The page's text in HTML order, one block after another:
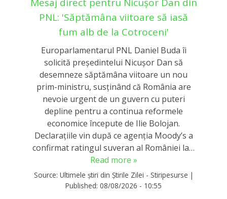
PNL: 'Săptămâna viitoare să iasă
fum alb de la Cotroceni'
Europarlamentarul PNL Daniel Buda îi
solicită președintelui Nicușor Dan să
desemneze săptămâna viitoare un nou
prim-ministru, susținând că România are
nevoie urgent de un guvern cu puteri
depline pentru a continua reformele
economice începute de Ilie Bolojan.
Declarațiile vin după ce agenția Moody’s a
confirmat ratingul suveran al României la…
Read more »
Source: Ultimele știri din Știrile Zilei - Stiripesurse |
Published: 08/08/2026 - 10:55